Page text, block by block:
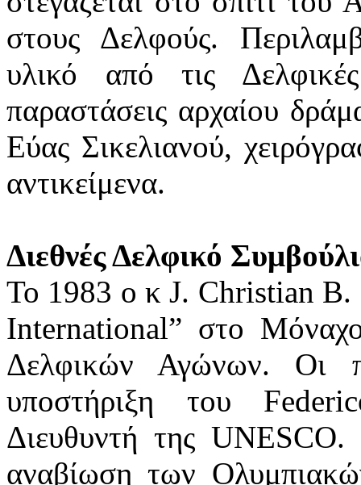
στους Δελφούς.
υλικό από τις
παραστάσεις αρχαίου
Εύας Σικελιανού,
αντικείμενα.
Διεθνές Δελφικό
Το 1983 ο κ J. Christian Β.
International” στο
Δελφικών Αγώνων. Οι
υποστήριξη του
Διευθυντή της
αναβίωση των